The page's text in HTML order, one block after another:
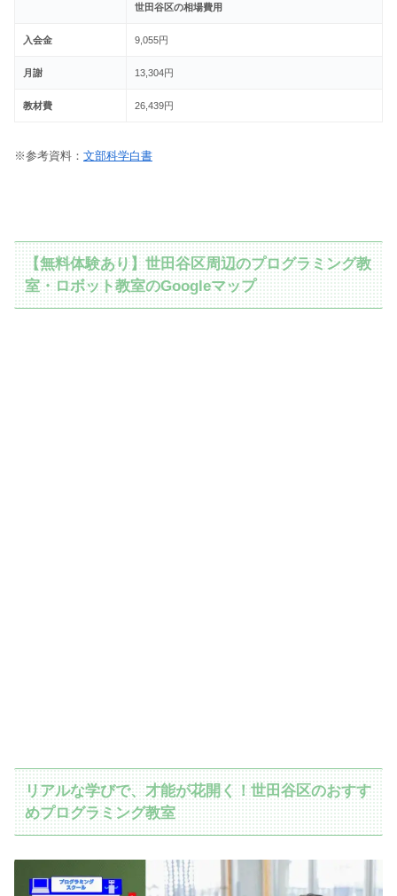
世田谷区の相場費用
入会金 9,055円
月謝 13,304円
教材費 26,439円
※参考資料： 文部科学白書
【無料体験あり】世田谷区周辺のプログラミング教
室・ロボット教室のGoogleマップ
リアルな学びで、才能が花開く！世田谷区のおすす
めプログラミング教室